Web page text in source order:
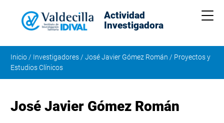
Actividad
Investigadora
Inicio / Investigadores / José Javier Gómez Román / Proyectos y
Estudios Clínicos
José Javier Gómez Román